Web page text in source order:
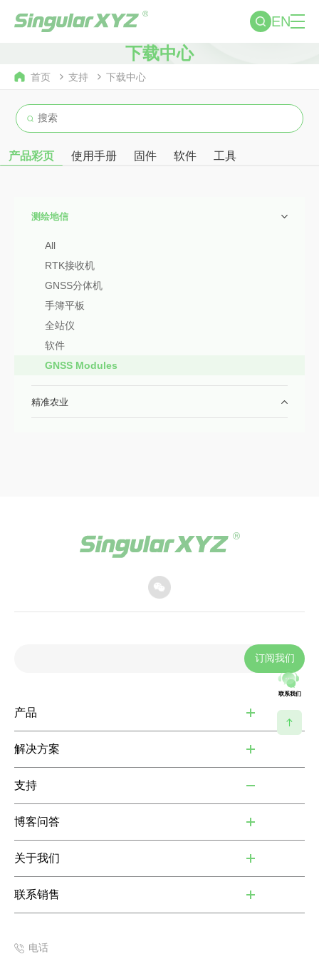
EN
下载中心
首页 支持 下载中心
产品彩页 使用手册 固件 软件 工具
测绘地信
All
RTK接收机
GNSS分体机
手簿平板
全站仪
软件
GNSS Modules
精准农业
联系我们
订阅我们
产品
解决方案
支持
博客问答
关于我们
联系销售
电话